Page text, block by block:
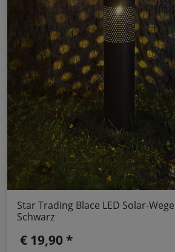
Star Trading Blace LED Solar-
Schwarz
€ 19,90 *